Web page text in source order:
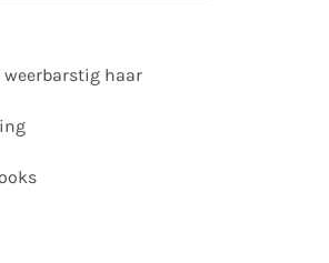
weerbarstig haar